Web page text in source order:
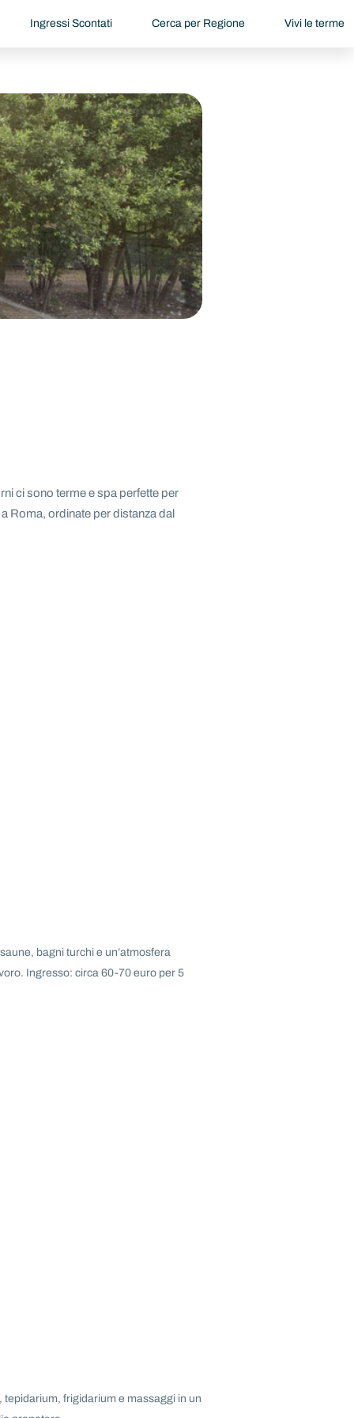
Ingressi Scontati Cerca per Regione Vivi le terme
ci sono terme e spa perfette per
Roma, ordinate per distanza dal
bagni turchi e un’atmosfera
Ingresso: circa 60-70 euro per 5
frigidarium e massaggi in un